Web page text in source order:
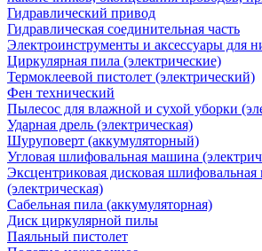
Гидравлический привод
Гидравлическая соединительная часть
Электроинструменты и аксессуары для
Циркулярная пила (электрические)
Термоклеевой пистолет (электрический)
Фен технический
Пылесос для влажной и сухой уборки
Ударная дрель (электрическая)
Шуруповерт (аккумуляторный)
Угловая шлифовальная машина
Эксцентриковая дисковая
(электрическая)
Сабельная пила (аккумуляторная)
Диск циркулярной пилы
Паяльный пистолет